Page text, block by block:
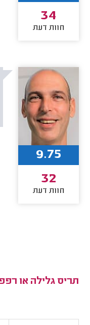
34
חוות דעת
9.75
32
חוות דעת
תריס גלילה או